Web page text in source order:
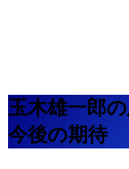
玉木雄一郎
今後の期待